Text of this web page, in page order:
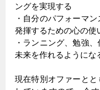
ングを実現する
・自分のパフォーマ
発揮するための心の使
・ランニング、勉強
未来を作れるようにな
現在特別オファーとと